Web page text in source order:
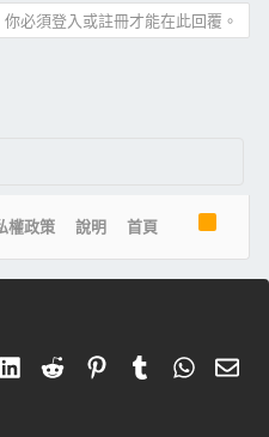
你必須登入或註冊才能在此回覆。
權政策 說明 首頁
LinkedIn
RedditPinterestTumblr 電